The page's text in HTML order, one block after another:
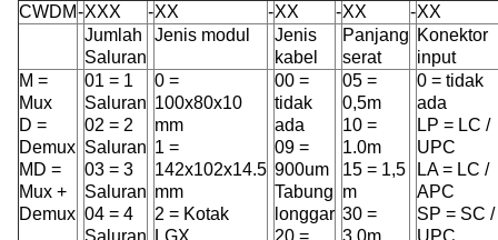
CWDM-XXX -XX -XX -XX -XX
Jumlah
Saluran
Jenis modul
Jenis
kabel
Panjang
serat
Konektor
input
M =
Mux
D =
Demux
MD =
Mux +
Demux
01 = 1
Saluran
02 = 2
Saluran
03 = 3
Saluran
04 = 4
Saluran
0 =
100x80x10
mm
1 =
142x102x14.5
mm
2 = Kotak
LGX
00 =
tidak
ada
09 =
900um
Tabung
longgar
20 =
05 =
0,5m
10 =
1.0m
15 = 1,5
m
30 =
3.0m
0 = tidak
ada
LP = LC /
UPC
LA = LC /
APC
SP = SC /
UPC